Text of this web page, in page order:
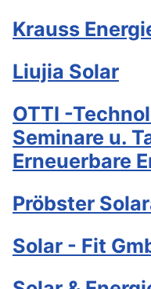
Krauss
Liujia Solar
OTTI -
Seminare u.
Erneuerbare
Pröbster
Solar - Fit